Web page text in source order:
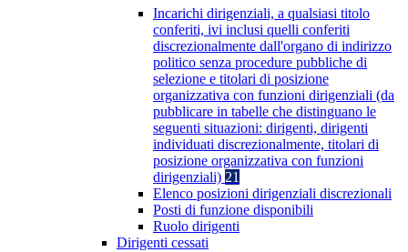
Incarichi dirigenziali, a qualsiasi titolo
conferiti, ivi inclusi quelli conferiti
discrezionalmente dall'organo di indirizzo
politico senza procedure pubbliche di
selezione e titolari di posizione
organizzativa con funzioni dirigenziali (da
pubblicare in tabelle che distinguano le
seguenti situazioni: dirigenti, dirigenti
individuati discrezionalmente, titolari di
posizione organizzativa con funzioni
dirigenziali) 21
Elenco posizioni dirigenziali discrezionali
Posti di funzione disponibili
Ruolo dirigenti
Dirigenti cessati